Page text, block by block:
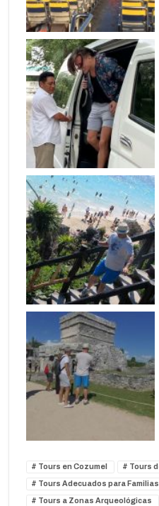
Tours en Cozumel Tours
Tours Adecuados para Familias
Tours a Zonas Arqueológicas